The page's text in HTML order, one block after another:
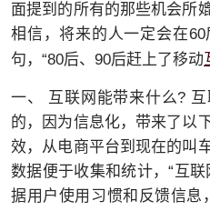
面提到的所有的那些机会所
相信，将来的人一定会在
句，“80后、90后赶上了移动
一、 互联网能带来什么?
的，因为信息化，带来了以
效，从电商平台到现在的叫
数据便于收集和统计，“互
据用户使用习惯和反馈信息